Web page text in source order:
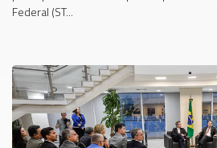
Federal (ST...